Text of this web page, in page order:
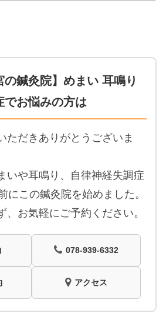
の鍼灸院】めまい 耳鳴り
でお悩みの方は
ただきありがとうございま
いや耳鳴り、自律神経失調症
にこの鍼灸院を始めました。
、お気軽にご予約ください。
078-939-6332
アクセス